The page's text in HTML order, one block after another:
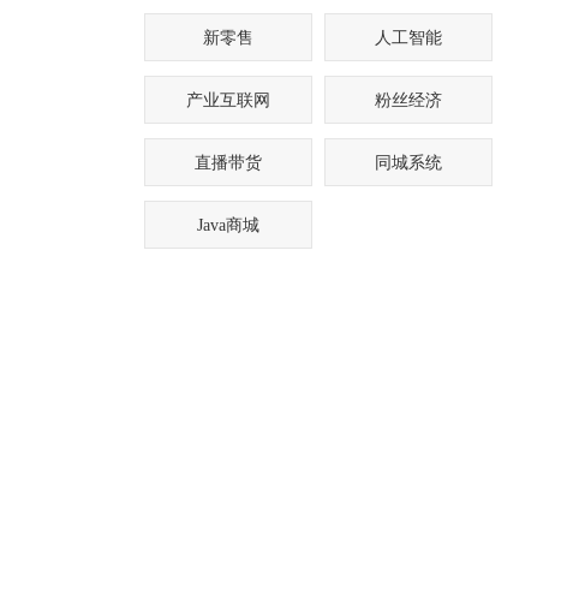
新零售 人工智能
产业互联网 粉丝经济
直播带货 同城系统
Java商城